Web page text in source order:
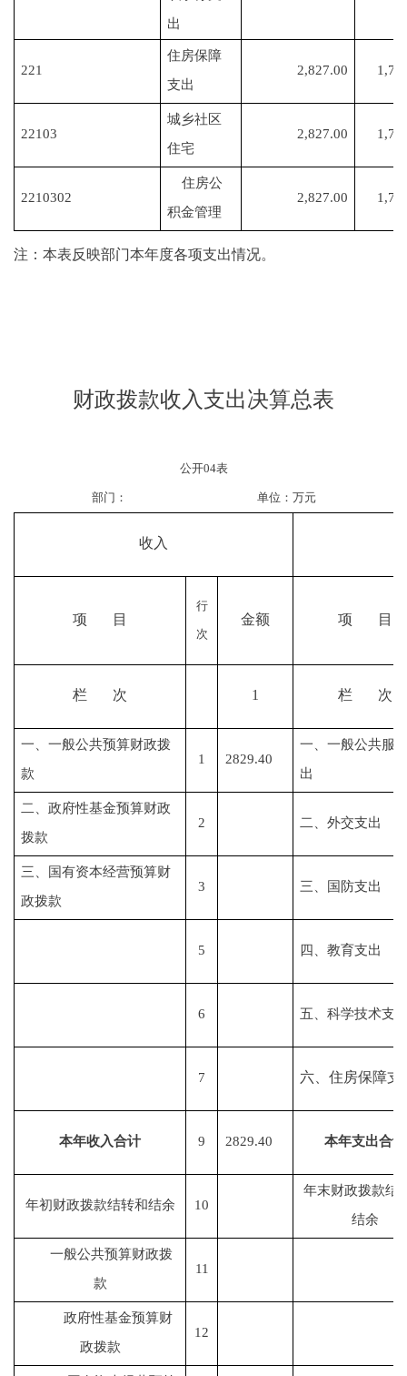
出
221
住房保障
支出
2,827.00
22103
城乡社区
住宅
2,827.00
2210302
住房公
积金管理
2,827.00
注：本表反映部门本年度各项支出情况。
财政拨款收入支出决算总表
公开04表
部门： 单位：万元
收入
项 目
行
次
金额 项 目
栏 次 1 栏 次
一、一般公共预算财政拨
款
1 2829.40
一、一般公共服
出
二、政府性基金预算财政
拨款
2 二、外交支出
三、国有资本经营预算财
政拨款
3 三、国防支出
5 四 、教育支出
6 五、科学技术支
7 六、住房保障支
本年收入合计 9 2829.40 本年支出合计
年初财政拨款结转和结余 10
年末财政拨款结
结余
一般公共预算财政拨
款
11
政府性基金预算财
政拨款
12